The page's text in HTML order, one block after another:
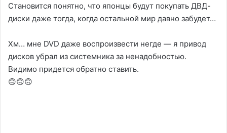
Становится понятно, что японцы будут покупать ДВД-
диски даже тогда, когда остальной мир давно забудет…
Хм… мне DVD даже воспроизвести негде — я привод
дисков убрал из системника за ненадобностью.
Видимо придется обратно ставить.
🙃🙃🙃